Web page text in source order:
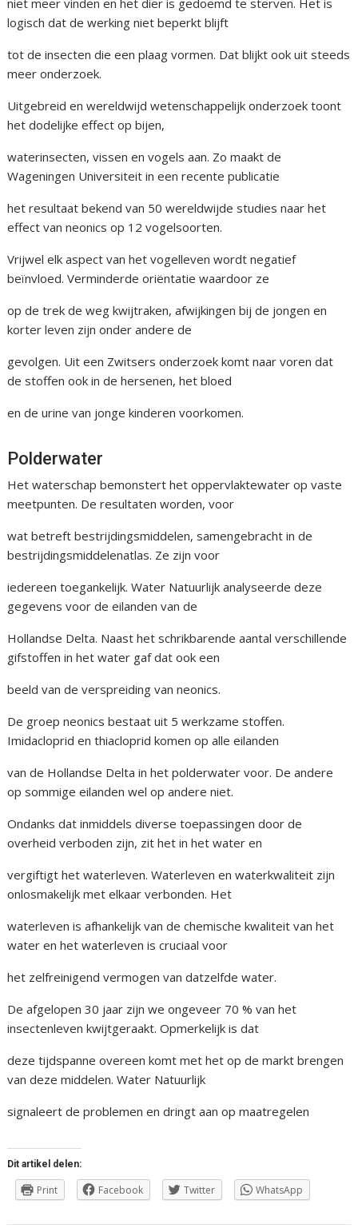
niet meer vinden en het dier is gedoemd te sterven. Het is
logisch dat de werking niet beperkt blijft
tot de insecten die een plaag vormen. Dat blijkt ook uit steeds
meer onderzoek.
Uitgebreid en wereldwijd wetenschappelijk onderzoek toont
het dodelijke effect op bijen,
waterinsecten, vissen en vogels aan. Zo maakt de
Wageningen Universiteit in een recente publicatie
het resultaat bekend van 50 wereldwijde studies naar het
effect van neonics op 12 vogelsoorten.
Vrijwel elk aspect van het vogelleven wordt negatief
beïnvloed. Verminderde oriëntatie waardoor ze
op de trek de weg kwijtraken, afwijkingen bij de jongen en
korter leven zijn onder andere de
gevolgen. Uit een Zwitsers onderzoek komt naar voren dat
de stoffen ook in de hersenen, het bloed
en de urine van jonge kinderen voorkomen.
Polderwater
Het waterschap bemonstert het oppervlaktewater op vaste
meetpunten. De resultaten worden, voor
wat betreft bestrijdingsmiddelen, samengebracht in de
bestrijdingsmiddelenatlas. Ze zijn voor
iedereen toegankelijk. Water Natuurlijk analyseerde deze
gegevens voor de eilanden van de
Hollandse Delta. Naast het schrikbarende aantal verschillende
gifstoffen in het water gaf dat ook een
beeld van de verspreiding van neonics.
De groep neonics bestaat uit 5 werkzame stoffen.
Imidacloprid en thiacloprid komen op alle eilanden
van de Hollandse Delta in het polderwater voor. De andere
op sommige eilanden wel op andere niet.
Ondanks dat inmiddels diverse toepassingen door de
overheid verboden zijn, zit het in het water en
vergiftigt het waterleven. Waterleven en waterkwaliteit zijn
onlosmakelijk met elkaar verbonden. Het
waterleven is afhankelijk van de chemische kwaliteit van het
water en het waterleven is cruciaal voor
het zelfreinigend vermogen van datzelfde water.
De afgelopen 30 jaar zijn we ongeveer 70 % van het
insectenleven kwijtgeraakt. Opmerkelijk is dat
deze tijdspanne overeen komt met het op de markt brengen
van deze middelen. Water Natuurlijk
signaleert de problemen en dringt aan op maatregelen
Dit artikel delen:
Print Facebook Twitter WhatsApp